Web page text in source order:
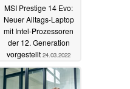
MSI Prestige 14 Evo:
Neuer Alltags-Laptop
mit Intel-Prozessoren
der 12. Generation
vorgestellt 24.03.2022